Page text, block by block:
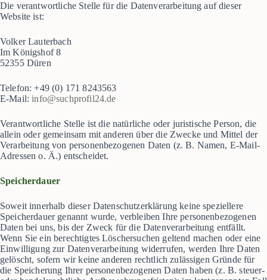
Die verantwortliche Stelle für die Datenverarbeitung auf dieser
Website ist:
Volker Lauterbach
Im Königshof 8
52355 Düren
Telefon: +49 (0) 171 8243563
E-Mail:info@suchprofil24.de
Verantwortliche Stelle ist die natürliche oder juristische Person, die
allein oder gemeinsam mit anderen über die Zwecke und Mittel der
Verarbeitung von personenbezogenen Daten (z. B. Namen, E-Mail-
Adressen o. Ä.) entscheidet.
Speicherdauer
Soweit innerhalb dieser Datenschutzerklärung keine speziellere
Speicherdauer genannt wurde, verbleiben Ihre personenbezogenen
Daten bei uns, bis der Zweck für die Datenverarbeitung entfällt.
Wenn Sie ein berechtigtes Löschersuchen geltend machen oder eine
Einwilligung zur Datenverarbeitung widerrufen, werden Ihre Daten
gelöscht, sofern wir keine anderen rechtlich zulässigen Gründe für
die Speicherung Ihrer personenbezogenen Daten haben (z. B. steuer-